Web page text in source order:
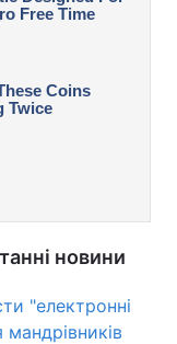
новини
"електронні
мандрівників